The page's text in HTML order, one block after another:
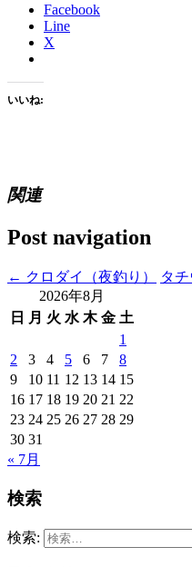
Facebook
Line
X
いいね:
関連
Post navigation
← クロダイ（夜釣り） タ
2026年8月
日
月 火 水 木 金 土
1
2
3 4 5 6 7
8
9
10 11 12 13 14 15
16 17 18 19 20 21 22
23 24 25 26 27 28 29
30 31
« 7月
検索
検索: